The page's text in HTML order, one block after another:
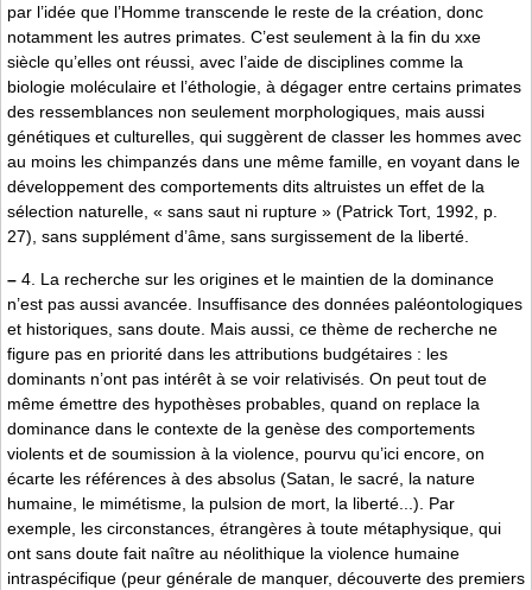
par l’idée que l’Homme transcende le reste de la création, donc
notamment les autres primates. C’est seulement à la fin du xxe
siècle qu’elles ont réussi, avec l’aide de disciplines comme la
biologie moléculaire et l’éthologie, à dégager entre certains primates
des ressemblances non seulement morphologiques, mais aussi
génétiques et culturelles, qui suggèrent de classer les hommes avec
au moins les chimpanzés dans une même famille, en voyant dans le
développement des comportements dits altruistes un effet de la
sélection naturelle, « sans saut ni rupture » (Patrick Tort, 1992, p.
27), sans supplément d’âme, sans surgissement de la liberté.
– 4. La recherche sur les origines et le maintien de la dominance
n’est pas aussi avancée. Insuffisance des données paléontologiques
et historiques, sans doute. Mais aussi, ce thème de recherche ne
figure pas en priorité dans les attributions budgétaires : les
dominants n’ont pas intérêt à se voir relativisés. On peut tout de
même émettre des hypothèses probables, quand on replace la
dominance dans le contexte de la genèse des comportements
violents et de soumission à la violence, pourvu qu’ici encore, on
écarte les références à des absolus (Satan, le sacré, la nature
humaine, le mimétisme, la pulsion de mort, la liberté...). Par
exemple, les circonstances, étrangères à toute métaphysique, qui
ont sans doute fait naître au néolithique la violence humaine
intraspécifique (peur générale de manquer, découverte des premiers